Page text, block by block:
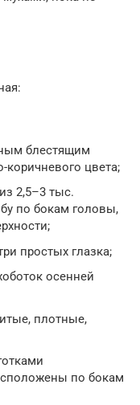
блестящим
цвета;
2,5–3 тыс.
по бокам головы,
простых глазка;
осенней
плотные,
по бокам